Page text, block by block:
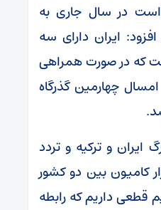
در سال جاری به
ایران دارای سه
که در صورت همراهی
چهارمین گذرگاه
ایران و ترکیه و تردد
بیش از ۲۵۰ هزار کامیون بین دو کشور
قطعی داریم که رابطه